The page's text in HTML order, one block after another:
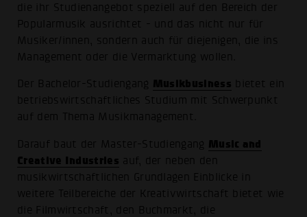
die ihr Studienangebot speziell auf den Bereich der
Popularmusik ausrichtet - und das nicht nur für
Musiker/innen, sondern auch für diejenigen, die ins
Management oder die Vermarktung wollen.
Der Bachelor-Studiengang Musikbusiness bietet ein
betriebswirtschaftliches Studium mit Schwerpunkt
auf dem Thema Musikmanagement.
Darauf baut der Master-Studiengang Music and
Creative Industries auf, der neben den
musikwirtschaftlichen Grundlagen Einblicke in
weitere Teilbereiche der Kreativwirtschaft bietet wie
die Filmwirtschaft, den Buchmarkt, die